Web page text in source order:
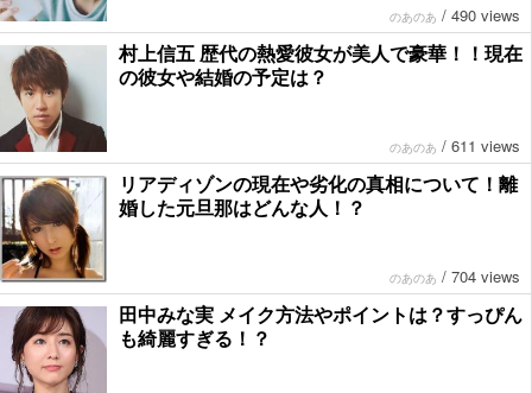
のあのあ / 490 views
村上信五 歴代の熱愛彼女が美人で豪華！！現在
の彼女や結婚の予定は？
のあのあ / 611 views
リアディゾンの現在や劣化の真相について！離
婚した元旦那はどんな人！？
のあのあ / 704 views
田中みな実 メイク方法やポイントは？すっぴん
も綺麗すぎる！？